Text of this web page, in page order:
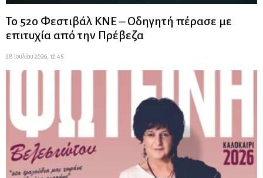
Το 52ο Φεστιβάλ ΚΝΕ – Οδηγητή πέρασε με
επιτυχία από την Πρέβεζα
28 Ιουλίου 2026, 12:45